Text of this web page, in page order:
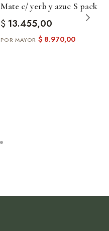
Mate c/ yerb y azuc S pack
$13.455,00
$8.970,00